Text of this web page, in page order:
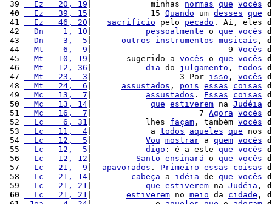
39
  Ez   20, 19
|            minhas normas que vocês
40
  Ez   39, 15
|            15 Quando um desses que
41
  Ez   46, 20
sacrifício pelo pecado . Aí, eles
42
  Dn    1, 10
pessoalmente o que vocês
43
  Dn    3,  5
outros instrumentos musicais ,
44
  Mt    6,  9
|                            9 Vocês
45
  Mt   10, 19
|       sugerido a vocês o que vocês
46
  Mt   12, 36
dia do julgamento , todos
47
  Mt   23,  3
|                  3 Por isso , vocês
48
  Mt   24,  6
assustados , pois essas coisas
49
  Mc   13,  7
assustados . Essas coisas
50
  Mc   13, 14
que estiverem na Judéia
51
  Mc   16,  7
|                      7 Agora vocês
52
  Lc    6, 31
|           lhes façam , também vocês
53
  Lc   11,  4
|            a todos aqueles que nos
54
  Lc   12,  5
Vou mostrar a quem vocês
55
  Lc   12,  5
digo : é a este que vocês
56
  Lc   12, 12
Santo ensinará o que vocês
57
  Lc   21,  9
apavorados . Primeiro essas coisas
58
  Lc   21, 14
cabeça a idéia de que vocês
59
  Lc   21, 21
que estiverem na Judéia ,
60
  Lc   21, 21
estiverem no meio da cidade ,